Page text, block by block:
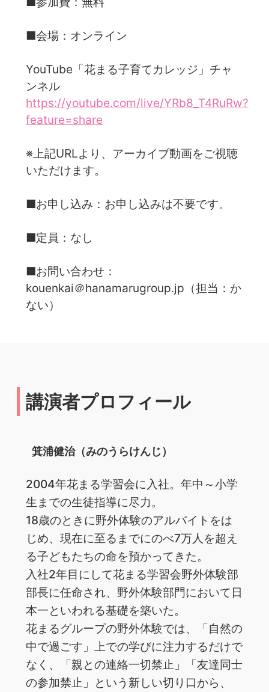
■会場：オンライン
YouTube「花まる子育てカレッジ」チャ
ンネル
https://youtube.com/live/YRb8_T4RuRw?
feature=share
※上記URLより、アーカイブ動画をご視聴
いただけます。
■お申し込み：お申し込みは不要です。
■定員：なし
■お問い合わせ：
kouenkai＠hanamarugroup.jp（担当：か
ない）
講演者プロフィール
箕浦健治（みのうらけんじ）
2004年花まる学習会に入社。年中～小学
生までの生徒指導に尽力。
18歳のときに野外体験のアルバイトをは
じめ、現在に至るまでにのべ7万人を超え
る子どもたちの命を預かってきた。
入社2年目にして花まる学習会野外体験部
部長に任命され、野外体験部門において日
本一といわれる基礎を築いた。
花まるグループの野外体験では、「自然の
中で過ごす」上での学びに注力するだけで
なく、「親との連絡一切禁止」「友達同士
の参加禁止」という新しい切り口から、